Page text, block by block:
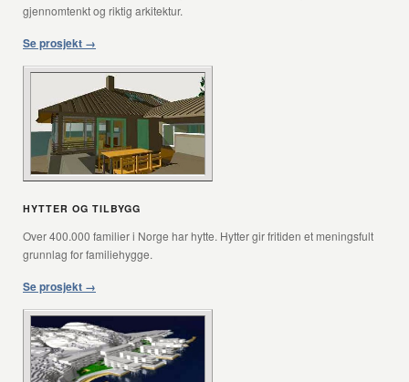
gjennomtenkt og riktig arkitektur.
Se prosjekt →
HYTTER OG TILBYGG
Over 400.000 familier i Norge har hytte. Hytter gir fritiden et meningsfult
grunnlag for familiehygge.
Se prosjekt →